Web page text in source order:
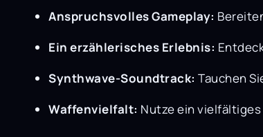
Anspruchsvolles Gameplay:
Ein erzählerisches Erlebnis:
Synthwave-Soundtrack: Tauchen
Waffenvielfalt: Nutze ein